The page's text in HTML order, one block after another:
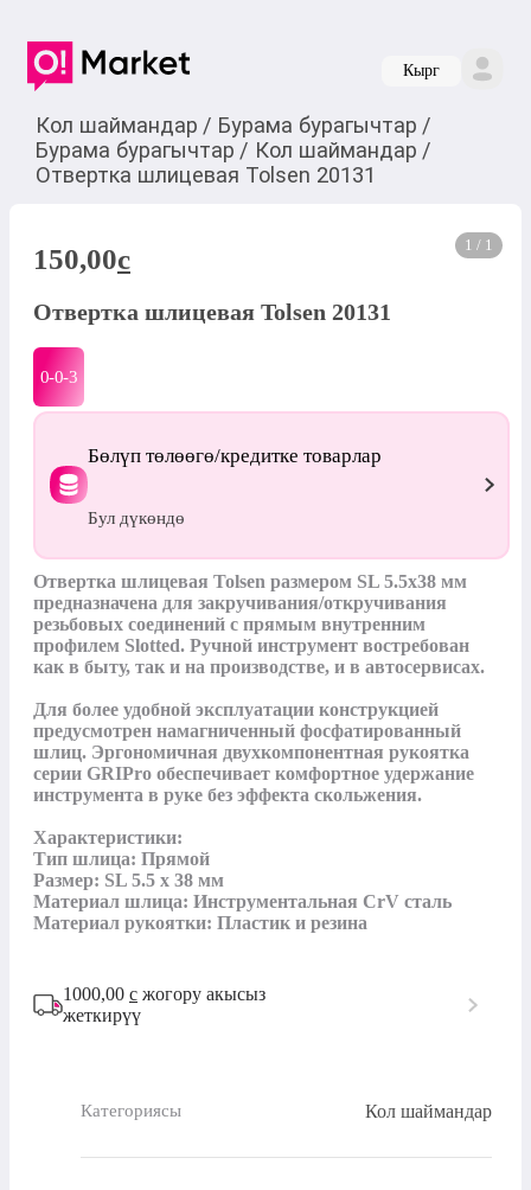
Кырг
Кол шаймандар / Бурама бурагычтар /
Бурама бурагычтар / Кол шаймандар /
Отвертка шлицевая Tolsen 20131
1 / 1
150,00c
Отвертка шлицевая Tolsen 20131
0-0-3
Бөлүп төлөөгө/кредитке товарлар
Бул дүкөндө
Отвертка шлицевая Tolsen размером SL 5.5х38 мм
предназначена для закручивания/откручивания
резьбовых соединений с прямым внутренним
профилем Slotted. Ручной инструмент востребован
как в быту, так и на производстве, и в автосервисах.
Для более удобной эксплуатации конструкцией
предусмотрен намагниченный фосфатированный
шлиц. Эргономичная двухкомпонентная рукоятка
серии GRIPro обеспечивает комфортное удержание
инструмента в руке без эффекта скольжения.
Характеристики:
Тип шлица: Прямой
Размер: SL 5.5 x 38 мм
Материал шлица: Инструментальная CrV сталь
Материал рукоятки: Пластик и резина
1000,00 с жогору акысыз
жеткирүү
Категориясы Кол шаймандар